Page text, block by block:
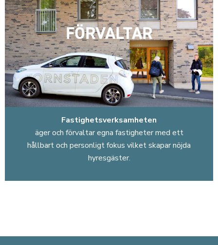
FÖRVALTAR
Fastighetsverksamheten
äger och förvaltar egna fastigheter med ett
hållbart och personligt fokus vilket skapar nöjda
hyresgäster.